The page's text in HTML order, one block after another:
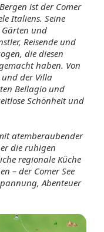
ist der Comer
Italiens. Seine
Gärten und
Reisende und
die diesen
haben. Von
der Villa
Bellagio und
Schönheit und
atemberaubender
die ruhigen
regionale Küche
– der Comer See
Abenteuer